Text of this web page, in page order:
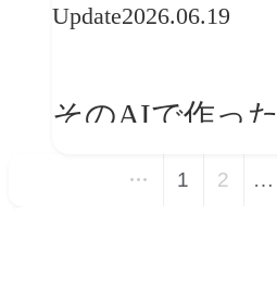
は大丈夫か?【
Update2026.06.19
そのAIで作っ
ブランドの世
1 2 …